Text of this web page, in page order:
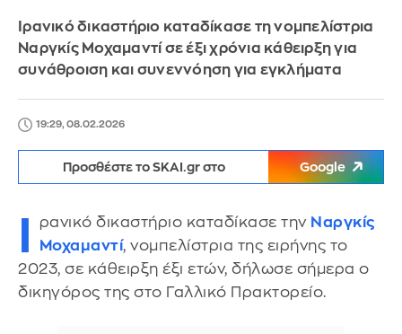
Ιρανικό δικαστήριο καταδίκασε τη νομπελίστρια
Ναργκίς Μοχαμαντί σε έξι χρόνια κάθειρξη για
συνάθροιση και συνεννόηση για εγκλήματα
19:29, 08.02.2026
Προσθέστε το SKAI.gr στο Google
ρανικό δικαστήριο καταδίκασε την Ναργκίς
Μοχαμαντί, νομπελίστρια της ειρήνης το
2023, σε κάθειρξη έξι ετών, δήλωσε σήμερα ο
δικηγόρος της στο Γαλλικό Πρακτορείο.